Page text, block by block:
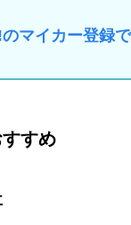
マイカー登録
すめ